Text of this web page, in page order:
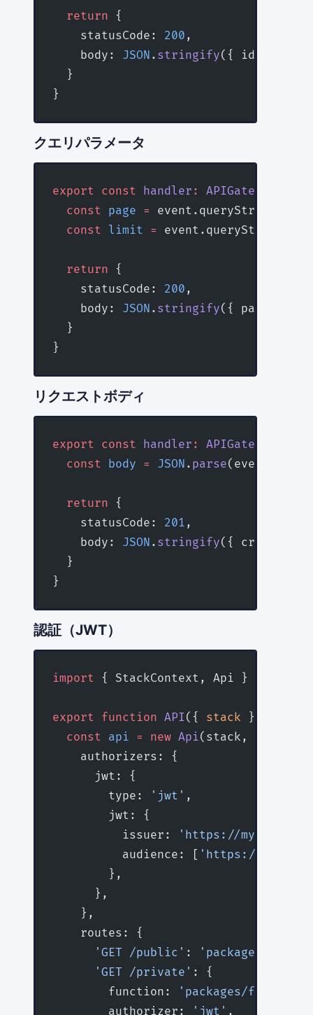
  return
{
    statusCode:
200 ,
    body:
JSON . stringify({ id }),
  }
}
クエリパラメータ
export const handler :
  const
page =
  const
limit =
  return
{
    statusCode:
200 ,
    body:
JSON . stringify({ page,
  }
}
リクエストボディ
export const handler :
  const
body = JSON . parse(event.body
  return
{
    statusCode:
201 ,
    body:
JSON . stringify({ created:
  }
}
認証（JWT）
import { StackContext, Api }
export function API({ stack }
  const
api = new Api(stack,
    authorizers: {
      jwt: {
        type:
'jwt' ,
        jwt: {
          issuer:
'https://
          audience: [
'https://
        },
      },
    },
    routes: {
      'GET /public'
:
'packages/
      'GET /private'
: {
        function:
'packages/
        authorizer:
'jwt' ,